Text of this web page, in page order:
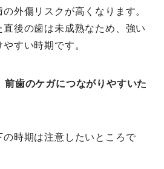
外傷リスクが高くなります。
後の歯は未成熟なため、強い
すい時期です。
前歯のケガにつながりやすいた
時期は注意したいところで